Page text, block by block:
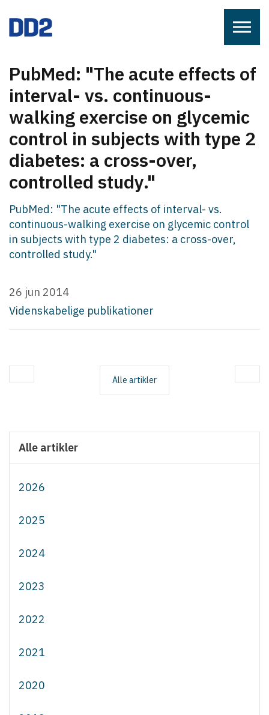
PubMed: "The acute effects of
interval- vs. continuous-
walking exercise on glycemic
control in subjects with type 2
diabetes: a cross-over,
controlled study."
PubMed: "The acute effects of interval- vs.
continuous-walking exercise on glycemic control
in subjects with type 2 diabetes: a cross-over,
controlled study."
26 jun 2014
Videnskabelige publikationer
Alle artikler
Alle artikler
2026
2025
2024
2023
2022
2021
2020